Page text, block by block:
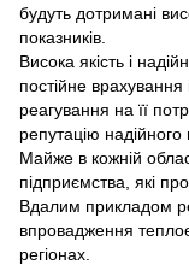
будуть дотримані
показників.
Висока якість і
постійне
реагування на її
репутацію надійного
Майже в кожній
підприємства, які
Вдалим прикладом
впровадження
регіонах.